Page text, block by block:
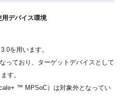
用デバイス環境
を用います。
っており、ターゲットデバイスとして
す。
™ MPSoC）は対象外となってい